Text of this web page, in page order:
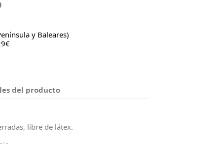
y Baleares)
del producto
libre de látex.